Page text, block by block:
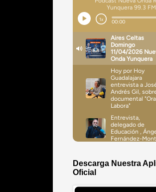
Descarga Nuestra
Oficial